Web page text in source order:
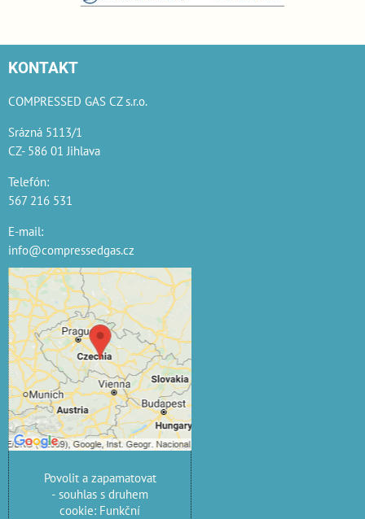
KONTAKT
COMPRESSED GAS CZ s.r.o.
Srázná 5113/1
CZ- 586 01 Jihlava
Telefón:
567 216 531
E-mail:
info@compressedgas.cz
Externí obsah je
blokován Volbami
soukromí
Přejete si načíst externí
obsah?
Povolit jednou
Povolit a zapamatovat
- souhlas s druhem
cookie: Funkční